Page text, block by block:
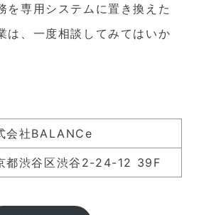
を専用システムに置き換えた
は、一度相談してみてはいか
会社BALANCe
都渋谷区渋谷2-24-12 39F